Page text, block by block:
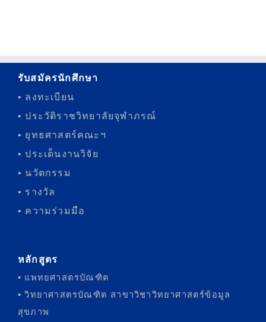
รับสมัครนักศึกษา
• ลงทะเบียน
• ประวัติราชวิทยาลัยจุฬาภรณ์
• ยุทธศาสตร์คณะฯ
• ประเด็นงานวิจัย
• นวัตกรรม
• รางวัล
• ความร่วมมือ
หลักสูตร
• แพทยศาสตรบัณฑิต
• วิทยาศาสตรบัณฑิต สาขาวิชาวิทยาศาสตร์ข้อมูล
สุขภาพ